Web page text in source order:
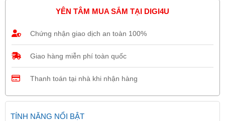
YÊN TÂM MUA SẮM TẠI DIGI4U
Chứng nhận giao dịch an toàn 100%
Giao hàng miễn phí toàn quốc
Thanh toán tại nhà khi nhận hàng
TÍNH NĂNG NỔI BẬT